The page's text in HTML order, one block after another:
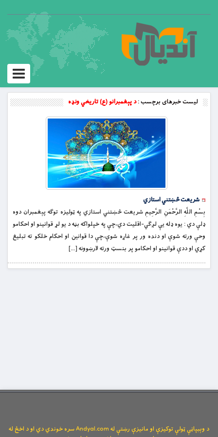
Toggle
لیست خبرهای برچسب :د پېغمبرانو (ع) تاريخي ونډه
شريعت څښتني استازي
بِسْمِ اللَّهِ الرَّحْمَنِ الرَّحِيمِ شريعت څښتني استازي په ټوليزه توګه پېغمبران دوه
ډلې دي : يوه ډله يې لږګي-اقليت دي،چې په خپلواکه بڼه د يو لړ قوانينو او احکامو
وحې ورته شوې او دنده ور پر غاړه شوې،چې دا قوانين او احکام خلکو ته تبليغ
کړي او ددې قوانينو او احکامو پر بنسټ ورته لارښوونه […]
د وېبپاڼې ټولې توکیزې او مانیزې رښتې له Andyal.com سره خوندي دي او د اخځ له